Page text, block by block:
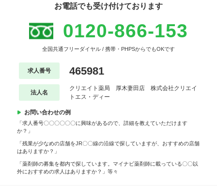
お電話でも受け付けております
0120-866-153
全国共通フリーダイヤル / 携帯・PHPSからでもOKです
求人番号 465981
法人名
クリエイト薬局 厚木妻田店 株式会社クリエイ
トエス・ディー
お問い合わせの例
「求人番号〇〇〇〇〇〇に興味があるので、詳細を教えていただけます
か？」
「残業が少なめの店舗をJR〇〇線の沿線で探していますが、おすすめの店舗
はありますか？」
「薬剤師の募集を都内で探しています。マイナビ薬剤師に載っている〇〇以
外におすすめの求人はありますか？」等々